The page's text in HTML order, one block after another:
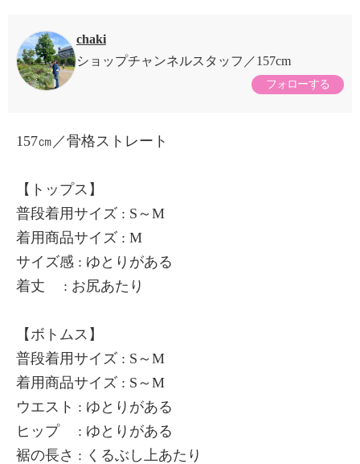
chaki
ショップチャンネルスタッフ
157cm
フォローする
157㎝／骨格ストレート
【トップス】
普段着用サイズ : S～M
着用商品サイズ : M
サイズ感 : ゆとりがある
着丈 : お尻あたり
【ボトムス】
普段着用サイズ : S～M
着用商品サイズ : S～M
ウエスト : ゆとりがある
ヒップ : ゆとりがある
裾の長さ : くるぶし上あたり